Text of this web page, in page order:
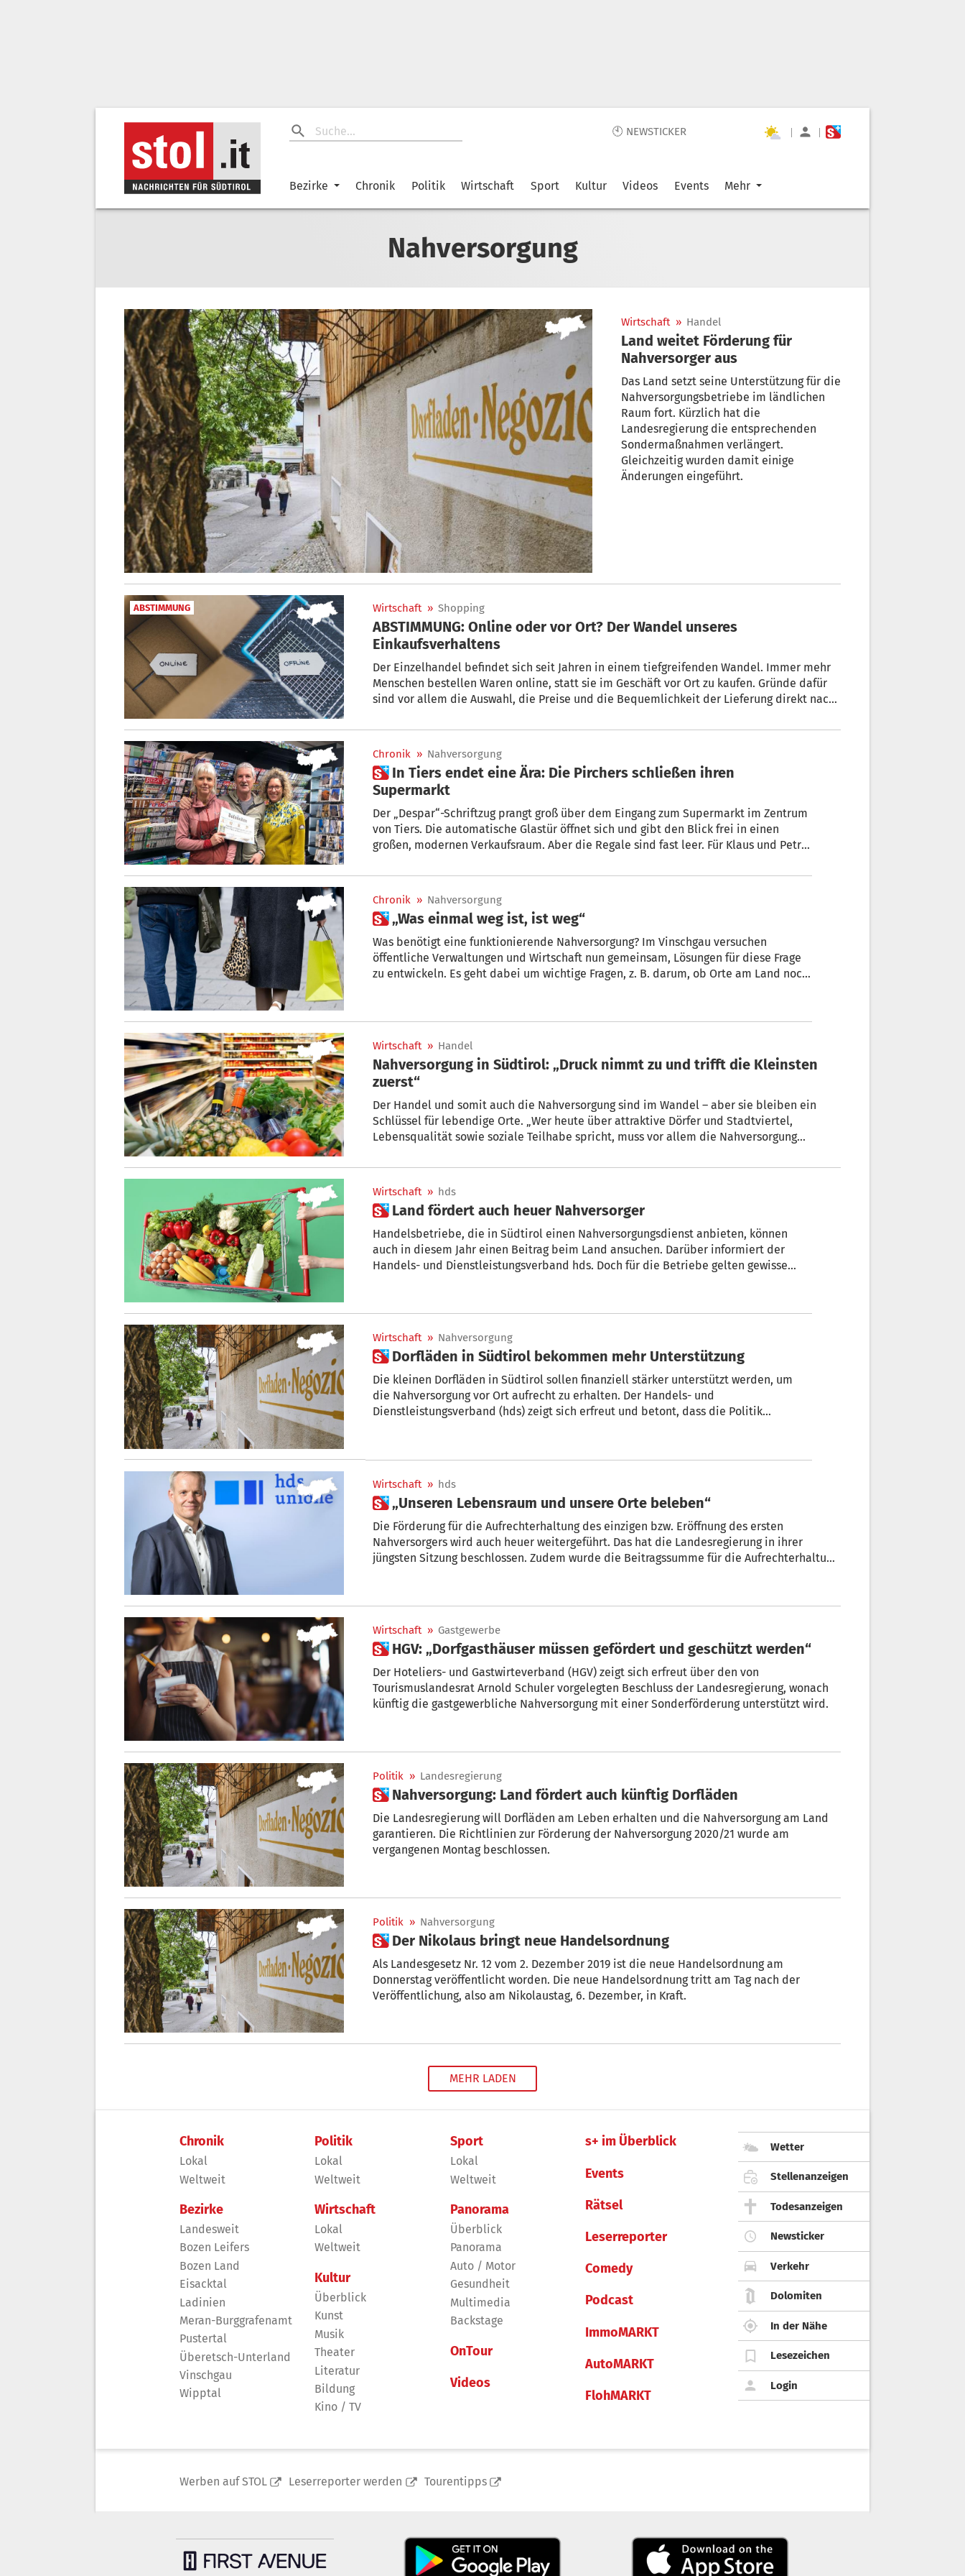
🕙 NEWSTICKER | |
Bezirke Chronik Politik Wirtschaft Sport Kultur Videos Events Mehr
Nahversorgung
Wirtschaft » Handel
Land weitet Förderung für
Nahversorger aus
Das Land setzt seine Unterstützung für die
Nahversorgungsbetriebe im ländlichen
Raum fort. Kürzlich hat die
Landesregierung die entsprechenden
Sondermaßnahmen verlängert.
Gleichzeitig wurden damit einige
Änderungen eingeführt.
ABSTIMMUNG Wirtschaft » Shopping
ABSTIMMUNG: Online oder vor Ort? Der Wandel unseres
Einkaufsverhaltens
Der Einzelhandel befindet sich seit Jahren in einem tiefgreifenden Wandel. Immer mehr
Menschen bestellen Waren online, statt sie im Geschäft vor Ort zu kaufen. Gründe dafür
sind vor allem die Auswahl, die Preise und die Bequemlichkeit der Lieferung direkt nach
gewonnen. Und Sie, wie kaufen Sie ein?
Chronik » Nahversorgung
 In Tiers endet eine Ära: Die Pirchers schließen ihren
Supermarkt
Der „Despar“-Schriftzug prangt groß über dem Eingang zum Supermarkt im Zentrum
von Tiers. Die automatische Glastür öffnet sich und gibt den Blick frei in einen
großen, modernen Verkaufsraum. Aber die Regale sind fast leer. Für Klaus und Petra
in Rente.
Chronik » Nahversorgung
 „Was einmal weg ist, ist weg“
Was benötigt eine funktionierende Nahversorgung? Im Vinschgau versuchen
öffentliche Verwaltungen und Wirtschaft nun gemeinsam, Lösungen für diese Frage
zu entwickeln. Es geht dabei um wichtige Fragen, z. B. darum, ob Orte am Land noch
Wirtschaft » Handel
Nahversorgung in Südtirol: „Druck nimmt zu und trifft die Kleinsten
zuerst“
Der Handel und somit auch die Nahversorgung sind im Wandel – aber sie bleiben ein
Schlüssel für lebendige Orte. „Wer heute über attraktive Dörfer und Stadtviertel,
Lebensqualität sowie soziale Teilhabe spricht, muss vor allem die Nahversorgung
Moser, Präsident des Wirtschaftsverbandes hds.
Wirtschaft » hds
 Land fördert auch heuer Nahversorger
Handelsbetriebe, die in Südtirol einen Nahversorgungsdienst anbieten, können
auch in diesem Jahr einen Beitrag beim Land ansuchen. Darüber informiert der
Handels- und Dienstleistungsverband hds. Doch für die Betriebe gelten gewisse
Wirtschaft » Nahversorgung
 Dorfläden in Südtirol bekommen mehr Unterstützung
Die kleinen Dorfläden in Südtirol sollen finanziell stärker unterstützt werden, um
die Nahversorgung vor Ort aufrecht zu erhalten. Der Handels- und
Dienstleistungsverband (hds) zeigt sich erfreut und betont, dass die Politik
Wirtschaft » hds
 „Unseren Lebensraum und unsere Orte beleben“
Die Förderung für die Aufrechterhaltung des einzigen bzw. Eröffnung des ersten
Nahversorgers wird auch heuer weitergeführt. Das hat die Landesregierung in ihrer
jüngsten Sitzung beschlossen. Zudem wurde die Beitragssumme für die Aufrechterhaltung
Wirtschaft » Gastgewerbe
 HGV: „Dorfgasthäuser müssen gefördert und geschützt werden“
Der Hoteliers- und Gastwirteverband (HGV) zeigt sich erfreut über den von
Tourismuslandesrat Arnold Schuler vorgelegten Beschluss der Landesregierung, wonach
künftig die gastgewerbliche Nahversorgung mit einer Sonderförderung unterstützt wird.
Politik » Landesregierung
 Nahversorgung: Land fördert auch künftig Dorfläden
Die Landesregierung will Dorfläden am Leben erhalten und die Nahversorgung am Land
garantieren. Die Richtlinien zur Förderung der Nahversorgung 2020/21 wurde am
vergangenen Montag beschlossen.
Politik » Nahversorgung
 Der Nikolaus bringt neue Handelsordnung
Als Landesgesetz Nr. 12 vom 2. Dezember 2019 ist die neue Handelsordnung am
Donnerstag veröffentlicht worden. Die neue Handelsordnung tritt am Tag nach der
Veröffentlichung, also am Nikolaustag, 6. Dezember, in Kraft.
MEHR LADEN
Chronik
Lokal
Weltweit
Bezirke
Landesweit
Bozen Leifers
Bozen Land
Eisacktal
Ladinien
Meran-Burggrafenamt
Pustertal
Überetsch-Unterland
Vinschgau
Wipptal
Politik
Lokal
Weltweit
Wirtschaft
Lokal
Weltweit
Kultur
Überblick
Kunst
Musik
Theater
Literatur
Bildung
Kino / TV
Sport
Lokal
Weltweit
Panorama
Überblick
Panorama
Auto / Motor
Gesundheit
Multimedia
Backstage
OnTour
Videos
s+ im Überblick
Events
Rätsel
Leserreporter
Comedy
Podcast
ImmoMARKT
AutoMARKT
FlohMARKT
Wetter
Stellenanzeigen
Todesanzeigen
Newsticker
Verkehr
Dolomiten
In der Nähe
Lesezeichen
Login
Werben auf STOL Leserreporter werden Tourentipps